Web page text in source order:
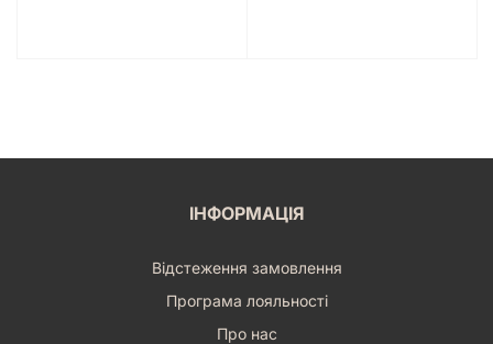
ІНФОРМАЦІЯ
Відстеження замовлення
Програма лояльності
Про нас